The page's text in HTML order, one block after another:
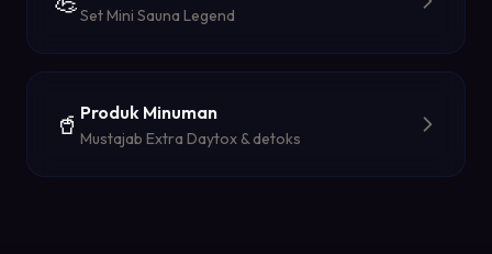
Set Mini Sauna Legend
🥤 Produk Minuman
Mustajab Extra Daytox & detoks